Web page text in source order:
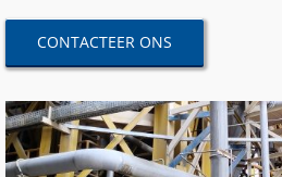
CONTACTEER ONS